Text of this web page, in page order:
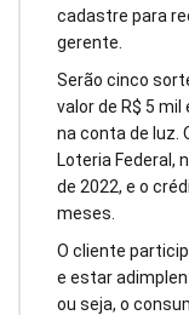
cadastre para
gerente.
Serão cinco
valor de R$ 5
na conta de luz.
Loteria Federal,
de 2022, e o
meses.
O cliente
e estar
ou seja, o